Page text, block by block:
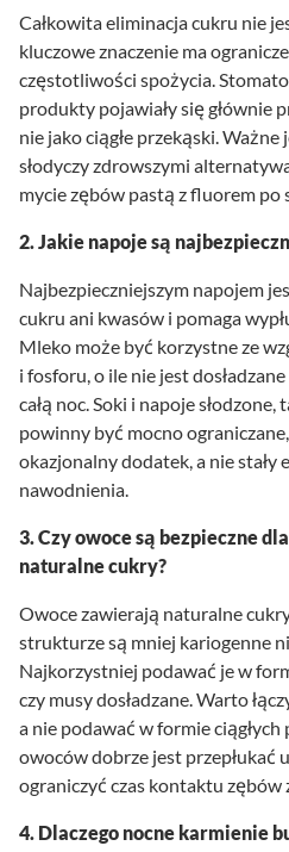
Całkowita eliminacja cukru nie
kluczowe znaczenie ma
częstotliwości spożycia.
produkty pojawiały się głównie
nie jako ciągłe przekąski.
słodyczy zdrowszymi
mycie zębów pastą z fluorem po
2. Jakie napoje są
Najbezpieczniejszym napojem
cukru ani kwasów i pomaga
Mleko może być korzystne ze
i fosforu, o ile nie jest
całą noc. Soki i napoje słodzone,
powinny być mocno
okazjonalny dodatek, a nie stały
nawodnienia.
3. Czy owoce są bezpieczne
naturalne cukry?
Owoce zawierają naturalne
strukturze są mniej kariogenne
Najkorzystniej podawać je w
czy musy dosładzane. Warto
a nie podawać w formie ciągłych
owoców dobrze jest przepłukać
ograniczyć czas kontaktu zębów
4. Dlaczego nocne karmienie